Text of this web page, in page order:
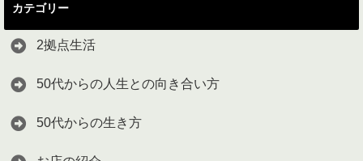
カテゴリー
2拠点生活
50代からの人生との向き合い方
50代からの生き方